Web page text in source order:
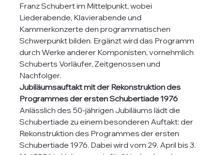
Franz Schubert im Mittelpunkt, wobei
Liederabende, Klavierabende und
Kammerkonzerte den programmatischen
Schwerpunkt bilden. Ergänzt wird das Programm
durch Werke anderer Komponisten, vornehmlich
Schuberts Vorläufer, Zeitgenossen und
Nachfolger.
Jubiläumsauftakt mit der Rekonstruktion des
Programmes der ersten Schubertiade 1976
Anlässlich des 50-jährigen Jubiläums lädt die
Schubertiade zu einem besonderen Auftakt: der
Rekonstruktion des Programmes der ersten
Schubertiade 1976. Dabei wird vom 29. April bis 3.